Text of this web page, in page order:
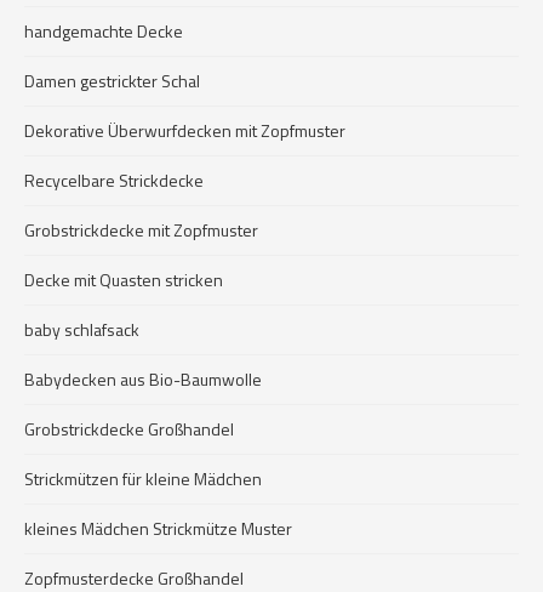
handgemachte Decke
Damen gestrickter Schal
Dekorative Überwurfdecken mit Zopfmuster
Recycelbare Strickdecke
Grobstrickdecke mit Zopfmuster
Decke mit Quasten stricken
baby schlafsack
Babydecken aus Bio-Baumwolle
Grobstrickdecke Großhandel
Strickmützen für kleine Mädchen
kleines Mädchen Strickmütze Muster
Zopfmusterdecke Großhandel